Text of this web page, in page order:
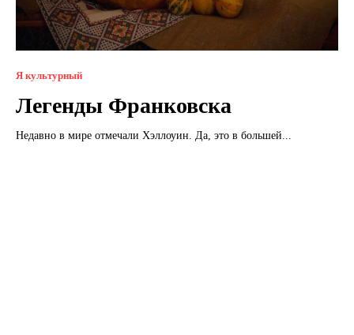
Я культурный
Легенды Франковска
Недавно в мире отмечали Хэллоуин. Да, это в большей...